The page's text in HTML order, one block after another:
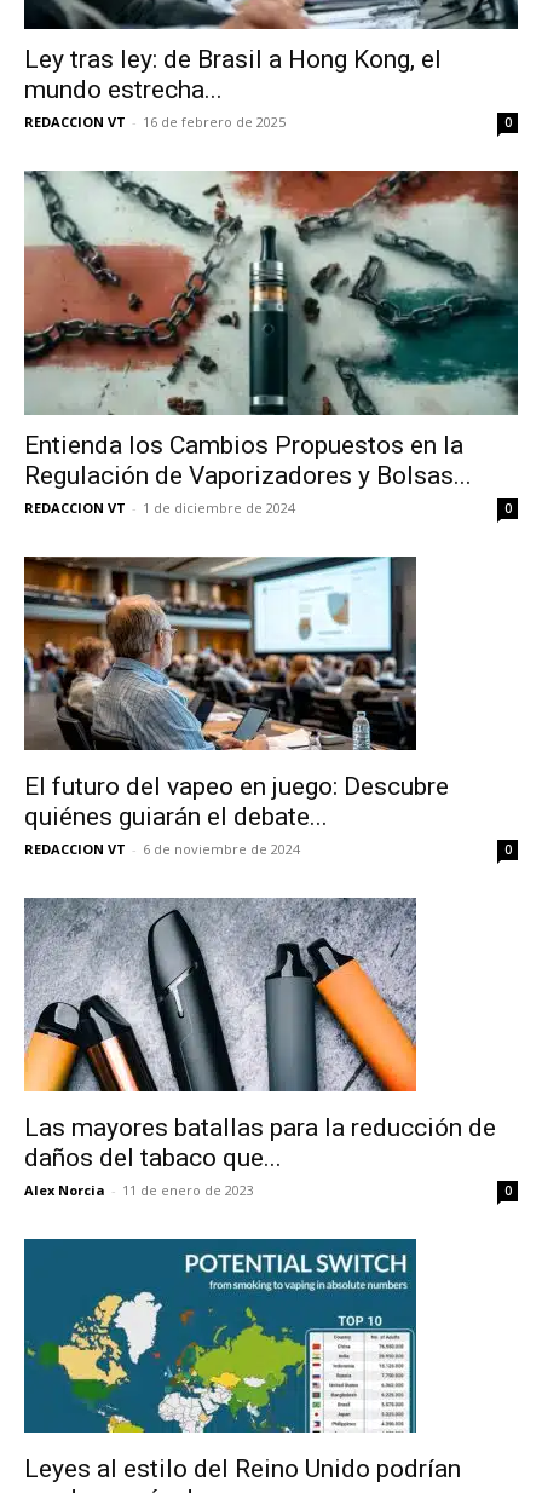
No te pierdas de las
últimas noticias
Ley tras ley: de Brasil a Hong Kong, el
mundo estrecha...
REDACCION VT - 16 de febrero de 2025 0
Entienda los Cambios Propuestos en la
Regulación de Vaporizadores y Bolsas...
REDACCION VT - 1 de diciembre de 2024 0
El futuro del vapeo en juego: Descubre
quiénes guiarán el debate...
REDACCION VT - 6 de noviembre de 2024 0
Las mayores batallas para la reducción de
daños del tabaco que...
Alex Norcia - 11 de enero de 2023 0
Leyes al estilo del Reino Unido podrían